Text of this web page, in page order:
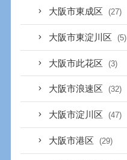
大阪市東成区 (27)
大阪市東淀川区 (5)
大阪市此花区 (3)
大阪市浪速区 (32)
大阪市淀川区 (47)
大阪市港区 (29)